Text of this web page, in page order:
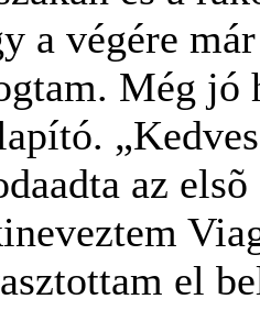
a végére
Még
az
el